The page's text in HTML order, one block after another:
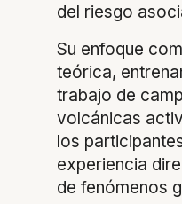
del riesgo
Su enfoque
teórica,
trabajo de
volcánicas
los
experiencia
de fenómenos